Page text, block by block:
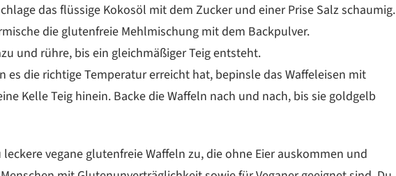
das flüssige Kokosöl mit dem Zucker und einer Prise Salz schaumig.
die glutenfreie Mehlmischung mit dem Backpulver.
und rühre, bis ein gleichmäßiger Teig entsteht.
es die richtige Temperatur erreicht hat, bepinsle das Waffeleisen mit
Kelle Teig hinein. Backe die Waffeln nach und nach, bis sie goldgelb
vegane glutenfreie Waffeln zu, die ohne Eier auskommen und